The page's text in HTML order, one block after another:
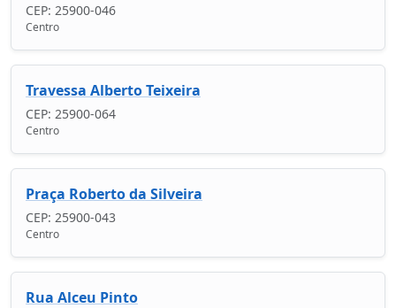
CEP: 25900-046
Centro
Travessa Alberto Teixeira
CEP: 25900-064
Centro
Praça Roberto da Silveira
CEP: 25900-043
Centro
Rua Alceu Pinto